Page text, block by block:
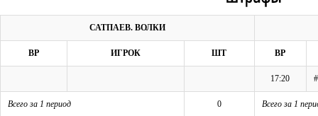
САТПАЕВ. ВОЛКИ
ВР ИГРОК ШТ ВР
17:20
Всего за 1 период 0 Всего за 1